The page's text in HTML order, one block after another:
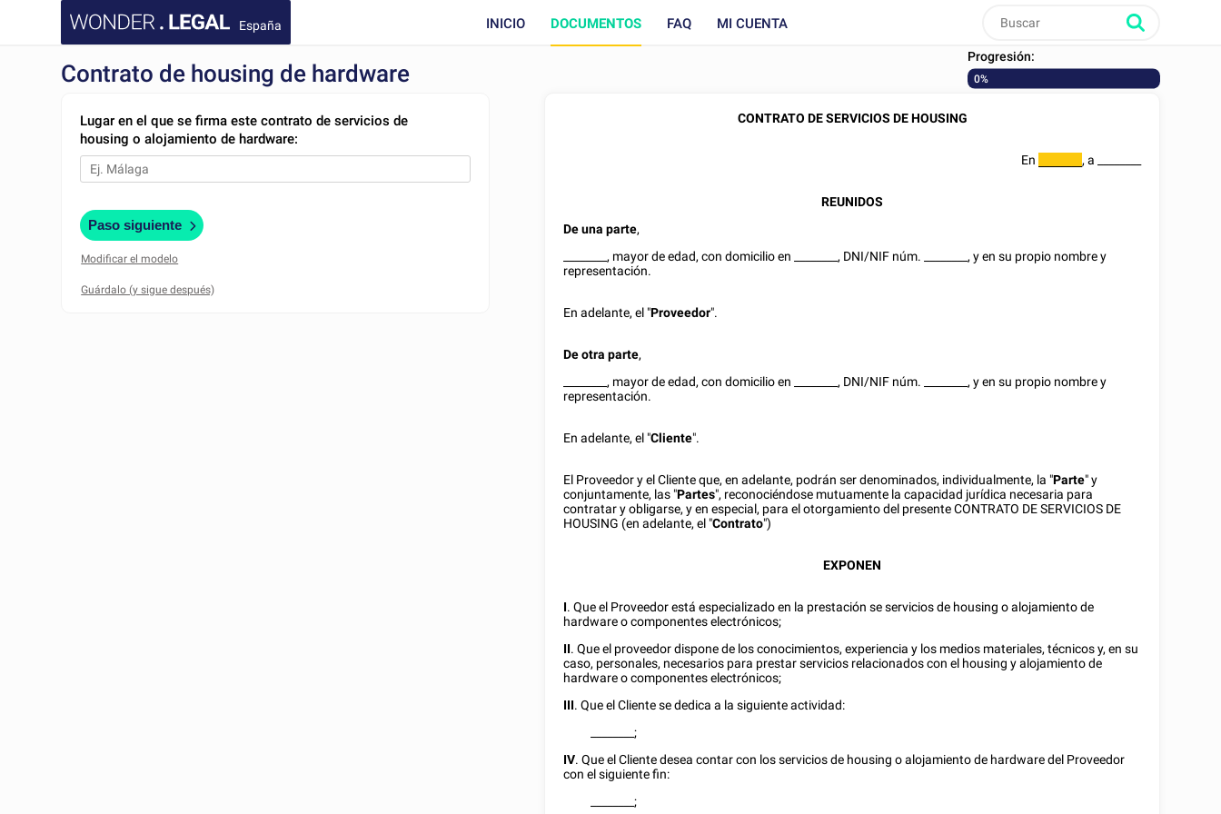
España INICIO DOCUMENTOS FAQ MI CUENTA
Contrato de housing de hardware
Progresión:
0%
Lugar en el que se firma este contrato de servicios de
housing o alojamiento de hardware:
Paso siguiente
Modificar el modelo
CONTRATO DE SERVICIOS DE HOUSING
En , a
REUNIDOS
De una parte,
, mayor de edad, con domicilio en , DNI/NIF núm.
, y en su propio nombre y
representación.
En adelante, el "Proveedor".
De otra parte,
, mayor de edad, con domicilio en , DNI/NIF núm.
, y en su propio nombre y
representación.
En adelante, el "Cliente".
El Proveedor y el Cliente que, en adelante, podrán ser denominados, individualmente, la "Parte" y
conjuntamente, las "Partes", reconociéndose mutuamente la capacidad jurídica necesaria para
contratar y obligarse, y en especial, para el otorgamiento del presente CONTRATO DE SERVICIOS DE
HOUSING (en adelante, el "Contrato")
EXPONEN
I. Que el Proveedor está especializado en la prestación se servicios de housing o alojamiento de
hardware o componentes electrónicos;
II. Que el proveedor dispone de los conocimientos, experiencia y los medios materiales, técnicos y, en su
caso, personales, necesarios para prestar servicios relacionados con el housing y alojamiento de
hardware o componentes electrónicos;
III. Que el Cliente se dedica a la siguiente actividad:
________;
IV. Que el Cliente desea contar con los servicios de housing o alojamiento de hardware del Proveedor
con el siguiente fin:
________;